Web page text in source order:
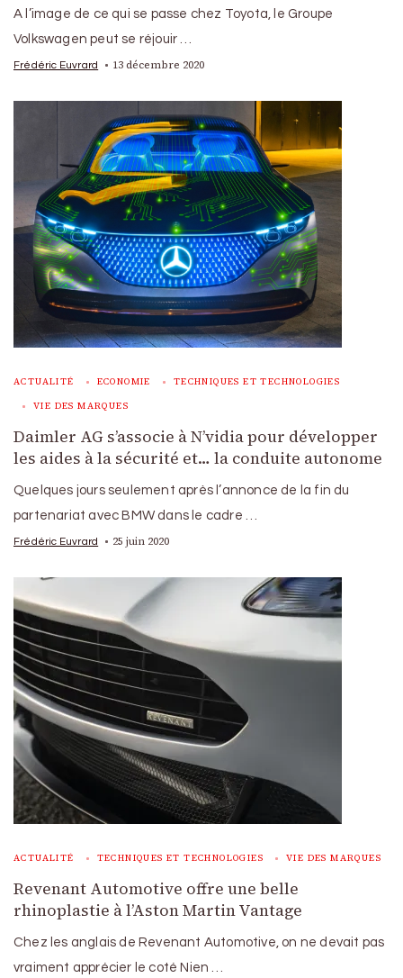
A l’image de ce qui se passe chez Toyota, le Groupe
Volkswagen peut se réjouir …
Frédéric Euvrard 13 décembre 2020
ACTUALITÉ ECONOMIE TECHNIQUES ET TECHNOLOGIES
VIE DES MARQUES
Daimler AG s’associe à N’vidia pour développer
les aides à la sécurité et… la conduite autonome
Quelques jours seulement après l’annonce de la fin du
partenariat avec BMW dans le cadre …
Frédéric Euvrard 25 juin 2020
ACTUALITÉ TECHNIQUES ET TECHNOLOGIES VIE DES MARQUES
Revenant Automotive offre une belle
rhinoplastie à l’Aston Martin Vantage
Chez les anglais de Revenant Automotive, on ne devait pas
vraiment apprécier le coté Nien …